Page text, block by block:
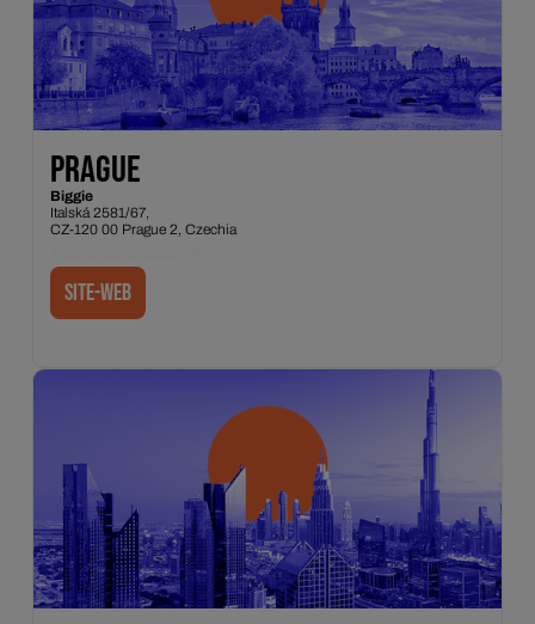
PRAGUE
Biggie
Italská 2581/67,
CZ-120 00 Prague 2, Czechia
Site-web